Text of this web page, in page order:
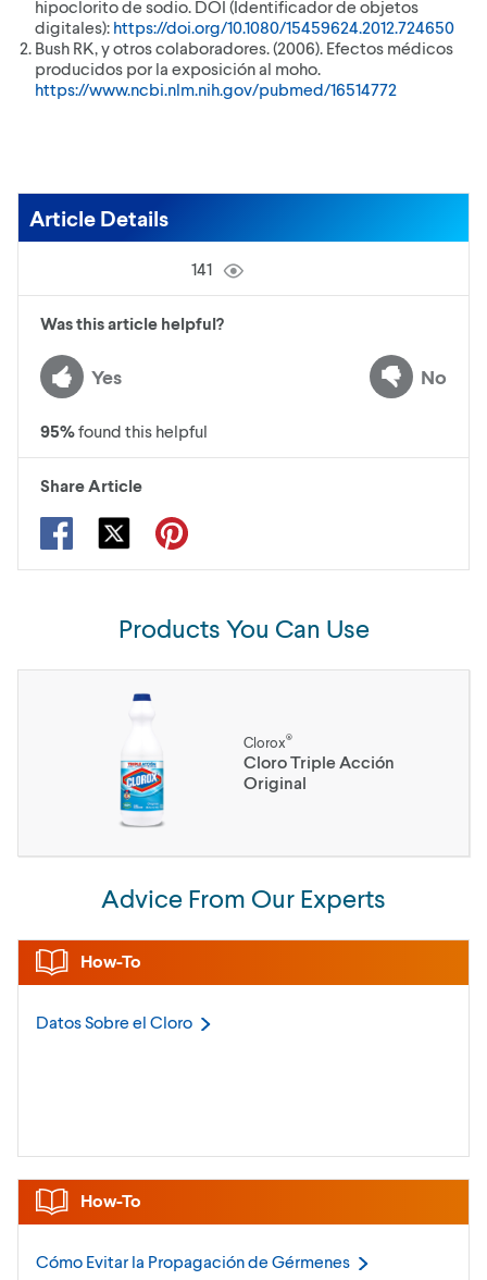
hipoclorito de sodio. DOI (Identificador de objetos
digitales): https://doi.org/10.1080/15459624.2012.724650
Bush RK, y otros colaboradores. (2006). Efectos médicos
producidos por la exposición al moho.
https://www.ncbi.nlm.nih.gov/pubmed/16514772
Article Details
141
Was this article helpful?
Yes No
95%found this helpful
Share Article
Products You Can Use
Clorox®
Cloro Triple Acción
Original
Advice From Our Experts
How-To
Datos Sobre el Cloro
How-To
Cómo Evitar la Propagación de Gérmenes